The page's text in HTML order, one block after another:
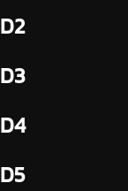
D2
D3
D4
D5